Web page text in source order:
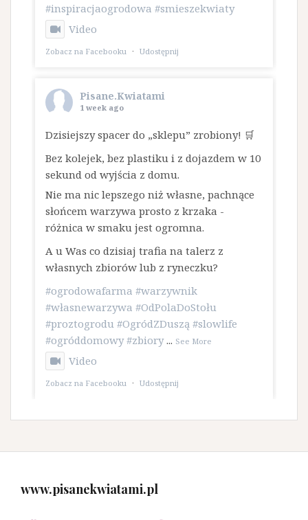
#inspiracjaogrodowa #smieszekwiaty
Video
Zobacz na Facebooku · Udostępnij
Pisane.Kwiatami
1 week ago
Dzisiejszy spacer do „sklepu” zrobiony! 🛒
Bez kolejek, bez plastiku i z dojazdem w 10
sekund od wyjścia z domu.
​Nie ma nic lepszego niż własne, pachnące
słońcem warzywa prosto z krzaka -
różnica w smaku jest ogromna.
A u Was co dzisiaj trafia na talerz z
własnych zbiorów lub z ryneczku?
#ogrodowafarma #warzywnik
#własnewarzywa #OdPolaDoStołu
#proztogrodu #OgródZDuszą #slowlife
#ogróddomowy #zbiory ... See More
Video
Zobacz na Facebooku · Udostępnij
www.pisanekwiatami.pl